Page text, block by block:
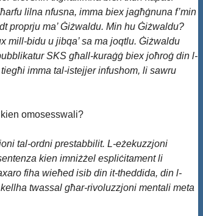
lilna nfusna, imma biex jagħġnuna f’min
proprju ma’ Ġiżwaldu. Min hu Ġiżwaldu?
mill-bidu u jibqa’ sa ma joqtlu. Ġiżwaldu
SKS għall-kuraġġ biex joħroġ din l-
imma tal-istejjer infushom, li sawru
omosesswali?
tal-ordni prestabbilit. L-eżekuzzjoni
kien imniżżel espliċitament li
fiha wieħed isib din it-theddida, din l-
twassal għar-rivoluzzjoni mentali meta